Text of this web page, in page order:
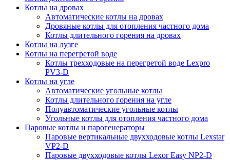
Котлы на дровах
Автоматические котлы на дровах
Дровяные котлы для отопления частного дома
Котлы длительного горения на дровах
Котлы на лузге
Котлы на перегретой воде
Котлы трехходовые на перегретой воде Lexpro
PV3-D
Котлы на угле
Автоматические угольные котлы
Котлы длительного горения на угле
Полуавтоматические угольные котлы
Угольные котлы для отопления частного дома
Паровые котлы и парогенераторы
Паровые вертикальные двухходовые котлы Lexstar
VP2-D
Паровые двухходовые котлы Lexor Easy NP2-D